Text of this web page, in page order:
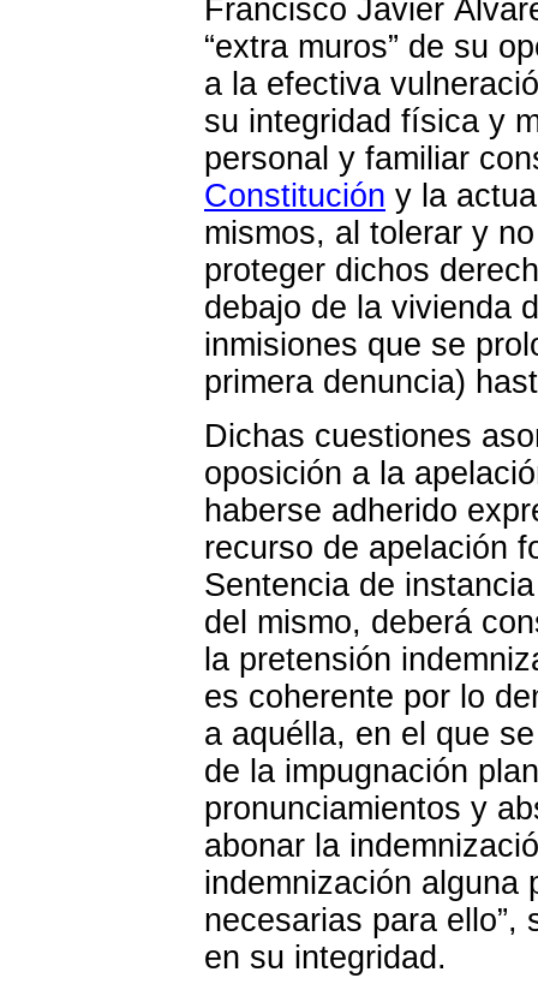
Francisco Javier
“extra muros” de su
a la efectiva
su integridad física y
personal y familiar
Constitución y la
mismos, al tolerar y
proteger dichos
debajo de la vivienda
inmisiones que se
primera denuncia)
Dichas cuestiones
oposición a la
haberse adherido
recurso de apelación
Sentencia de
del mismo, deberá
la pretensión
es coherente por lo
a aquélla, en el que
de la impugnación
pronunciamientos y
abonar la
indemnización alguna
necesarias para ello”,
en su integridad.